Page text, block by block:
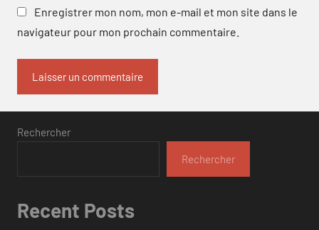
Enregistrer mon nom, mon e-mail et mon site dans le
navigateur pour mon prochain commentaire.
Rechercher
Rechercher
Recent Posts